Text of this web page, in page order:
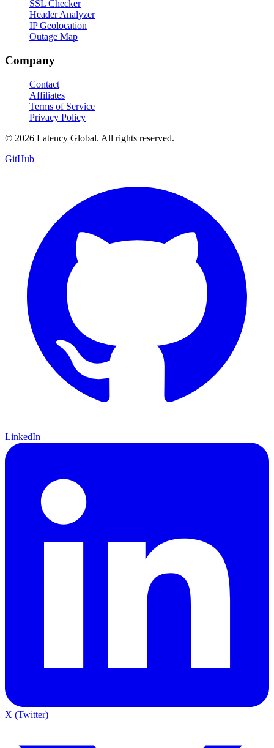
SSL Checker
Header Analyzer
IP Geolocation
Outage Map
Company
Contact
Affiliates
Terms of Service
Privacy Policy
© 2026 Latency Global. All rights reserved.
GitHub
LinkedIn
X (Twitter)